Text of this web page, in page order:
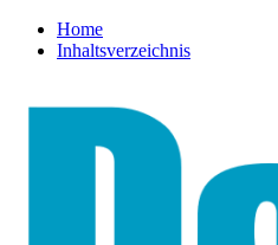
Home
Inhaltsverzeichnis